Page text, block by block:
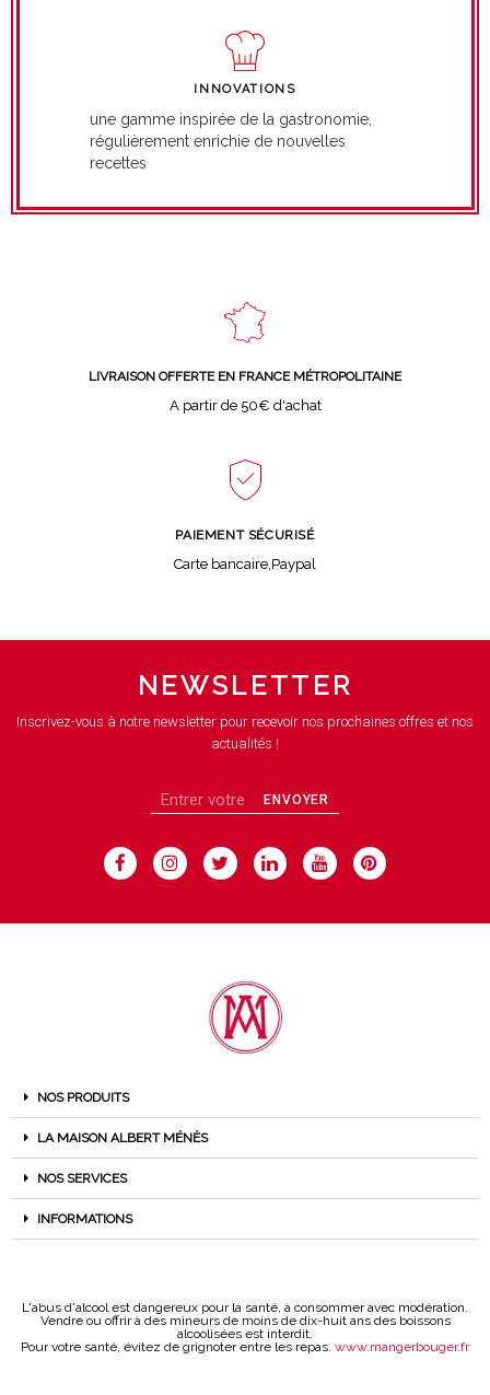
INNOVATIONS
une gamme inspirée de la gastronomie,
régulièrement enrichie de nouvelles
recettes
LIVRAISON OFFERTE EN FRANCE MÉTROPOLITAINE
A partir de 50€ d'achat
PAIEMENT SÉCURISÉ
Carte bancaire,Paypal
NEWSLETTER
Inscrivez-vous à notre newsletter pour recevoir nos prochaines offres et nos
actualités !
ENVOYER
NOS PRODUITS
LA MAISON ALBERT MÉNÈS
NOS SERVICES
INFORMATIONS
L'abus d'alcool est dangereux pour la santé, à consommer avec modération.
Vendre ou offrir à des mineurs de moins de dix-huit ans des boissons
alcoolisées est interdit.
Pour votre santé, évitez de grignoter entre les repas. www.mangerbouger.fr